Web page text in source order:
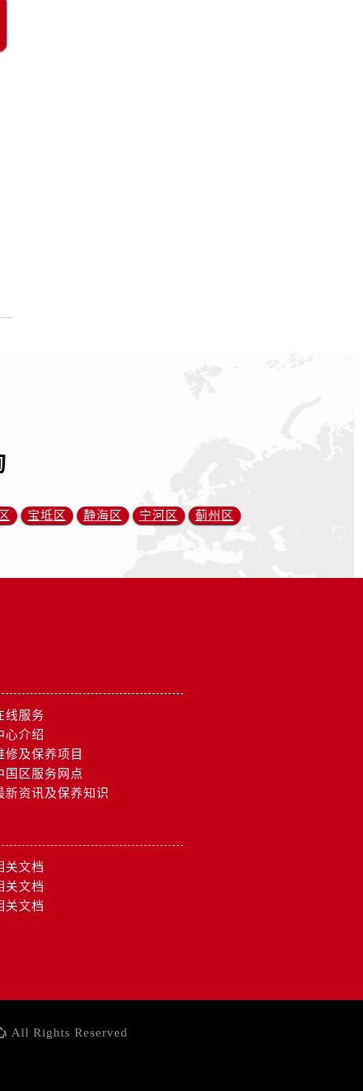
宝坻区 静海区 宁河区 蓟州区
线服务
心介绍
修及保养项目
国区服务网点
新资讯及保养知识
关文档
关文档
关文档
All Rights Reserved